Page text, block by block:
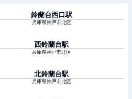
鈴蘭台西口駅
兵庫県神戸市北区
西鈴蘭台駅
兵庫県神戸市北区
北鈴蘭台駅
兵庫県神戸市北区